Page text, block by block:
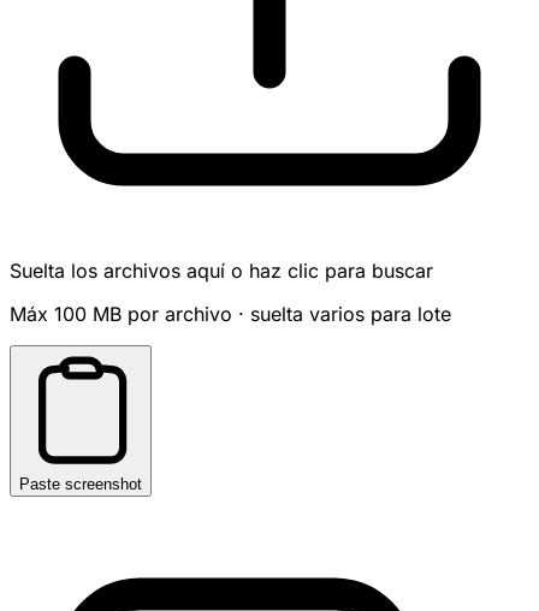
Suelta los archivos aquí o haz clic para buscar
Máx 100 MB por archivo · suelta varios para lote
Paste screenshot